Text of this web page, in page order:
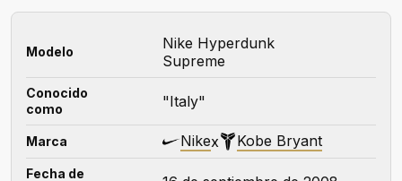
Modelo
Nike Hyperdunk
Supreme
Conocido
como
"Italy"
Marca Nikex Kobe Bryant
Fecha de